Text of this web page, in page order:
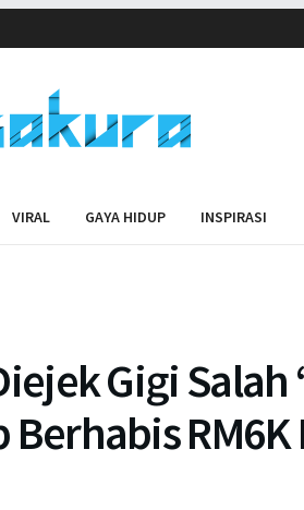
VIRAL GAYA HIDUP INSPIRASI
Gigi Salah
Berhabis